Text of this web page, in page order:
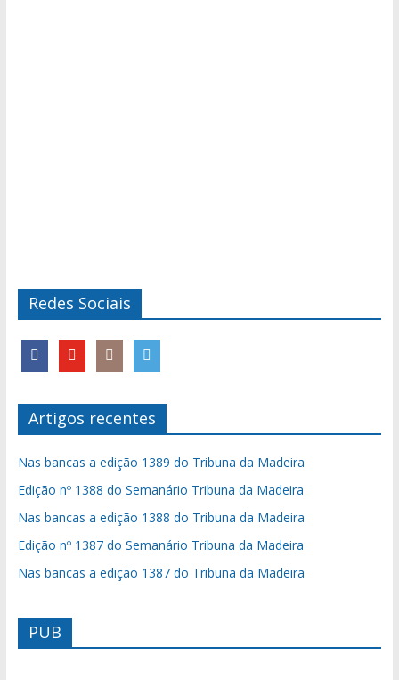
Redes Sociais
Artigos recentes
Nas bancas a edição 1389 do Tribuna da Madeira
Edição nº 1388 do Semanário Tribuna da Madeira
Nas bancas a edição 1388 do Tribuna da Madeira
Edição nº 1387 do Semanário Tribuna da Madeira
Nas bancas a edição 1387 do Tribuna da Madeira
PUB